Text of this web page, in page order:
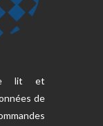
lit et
de